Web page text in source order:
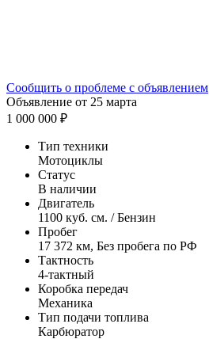
Сообщить о проблеме с объявлением
Объявление от 25 марта
1 000 000 ₽
Тип техники
Мотоциклы
Статус
В наличии
Двигатель
1100 куб. см. / Бензин
Пробег
17 372 км, Без пробега по РФ
Тактность
4-тактный
Коробка передач
Механика
Тип подачи топлива
Карбюратор